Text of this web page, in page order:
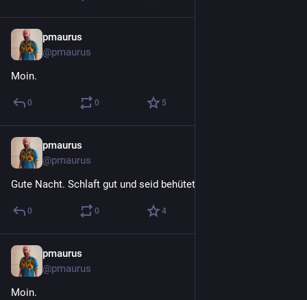
pmaurus
@pmaurus
Moin.
0 0 5
pmaurus
@pmaurus
Gute Nacht. Schlaft gut und seid behütet.
0 0 4
pmaurus
@pmaurus
Moin.